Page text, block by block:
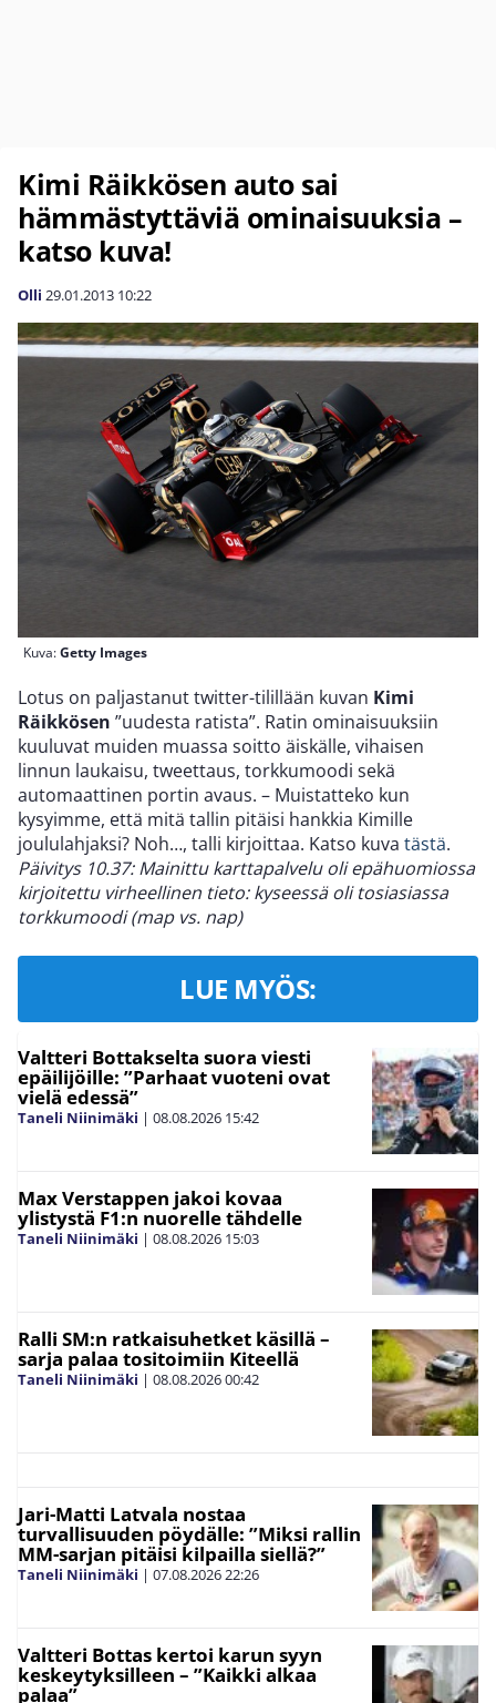
Kimi Räikkösen auto sai
hämmästyttäviä ominaisuuksia –
katso kuva!
Olli 29.01.2013 10:22
Kuva:Getty Images
Lotus on paljastanut twitter-tilillään kuvan Kimi
Räikkösen ”uudesta ratista”. Ratin ominaisuuksiin
kuuluvat muiden muassa soitto äiskälle, vihaisen
linnun laukaisu, tweettaus, torkkumoodi sekä
automaattinen portin avaus. – Muistatteko kun
kysyimme, että mitä tallin pitäisi hankkia Kimille
joululahjaksi? Noh…, talli kirjoittaa. Katso kuva tästä.
Päivitys 10.37: Mainittu karttapalvelu oli epähuomiossa
kirjoitettu virheellinen tieto: kyseessä oli tosiasiassa
torkkumoodi (map vs. nap)
LUE MYÖS:
Valtteri Bottakselta suora viesti
epäilijöille: ”Parhaat vuoteni ovat
vielä edessä”
Taneli Niinimäki | 08.08.2026 15:42
Max Verstappen jakoi kovaa
ylistystä F1:n nuorelle tähdelle
Taneli Niinimäki | 08.08.2026 15:03
Ralli SM:n ratkaisuhetket käsillä –
sarja palaa tositoimiin Kiteellä
Taneli Niinimäki | 08.08.202600:42
Jari-Matti Latvala nostaa
turvallisuuden pöydälle: ”Miksi rallin
MM-sarjan pitäisi kilpailla siellä?”
Taneli Niinimäki | 07.08.202622:26
Valtteri Bottas kertoi karun syyn
keskeytyksilleen – ”Kaikki alkaa
palaa”